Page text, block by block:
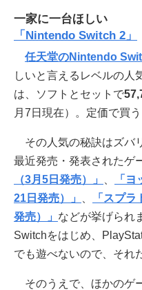
一家に一台ほしい
「Nintendo Switch 2」
任天堂のNintendo
しいと言えるレベルの人
は、ソフトとセットで
月7日現在）。定価で買
その人気の秘訣はズバ
最近発売・発表されたゲ
（3月5日発売）」
「
21日発売）」
「スプ
発売）」 などが挙げられ
Switchをはじめ、
でも遊べないので、それ
そのうえで、ほかのゲ